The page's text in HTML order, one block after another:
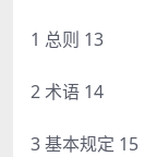
1 总则 13
2 术语 14
3 基本规定 15